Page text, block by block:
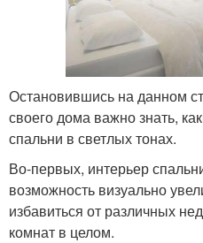
Остановившись на данном
своего дома важно знать,
спальни в светлых тонах.
Во-первых, интерьер
возможность визуально
избавиться от различных
комнат в целом.